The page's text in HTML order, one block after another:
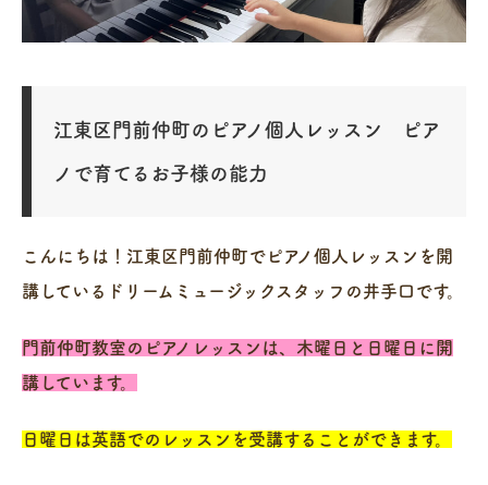
江東区門前仲町のピアノ個人レッスン ピア
ノで育てるお子様の能力
こんにちは！江東区門前仲町でピアノ個人レッスンを開
講しているドリームミュージックスタッフの井手口です。
門前仲町教室のピアノレッスンは、木曜日と日曜日に開
講しています。
日曜日は英語でのレッスンを受講することができます。